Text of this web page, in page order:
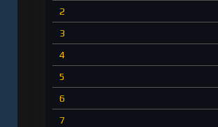
2
3
4
5
6
7